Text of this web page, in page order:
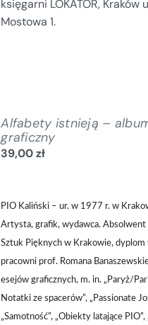
księgarni LOKATOR, Kraków
Mostowa 1.
Alfabety istnieją –
graficzny
39,00zł
PIO Kaliński – ur. w 1977 r. w
Artysta, grafik, wydawca. Absolwent
Sztuk Pięknych w Krakowie, dyplom
pracowni prof. Romana
esejów graficznych, m. in. „Paryż/
Notatki ze spacerów”, „Passionate
„Samotność”, „Obiekty latające